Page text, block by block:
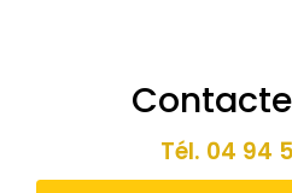
Tél. 04 94